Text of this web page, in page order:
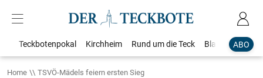
ABO
Teckbotenpokal Kirchheim Rund um die Teck Blaulicht
Home TSVÖ-Mädels feiern ersten Sieg